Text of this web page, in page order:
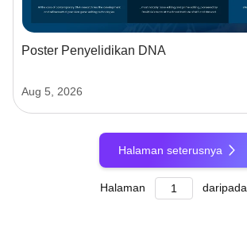
Poster Penyelidikan DNA
Aug 5, 2026
Halaman seterusnya
Halaman daripada